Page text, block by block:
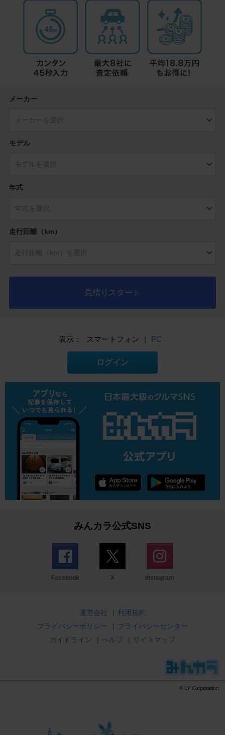
メーカー
モデル
年式
走行距離（km）
見積りスタート
表示： スマートフォン | PC
ログイン
みんカラ公式SNS
Facebook X Instagram
運営会社 | 利用規約
プライバシーポリシー
| プライバシーセンター
ガイドライン
| ヘルプ | サイトマップ
© LY Corporation